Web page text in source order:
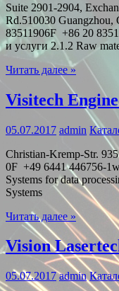
Suite 2901-2904,
Rd.510030
83511906F +86 20
и услуги 2.1.2 Raw
Читать далее »
Visitech
05.07.2017 admin
Christian-Kremp-Str.
0F +49 6441 446756-
Systems for data
Systems
Читать далее »
Vision
05.07.2017 admin